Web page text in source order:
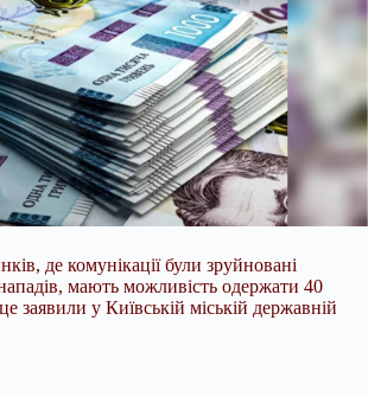
де комунікації були зруйновані
мають можливість одержати 40
заявили у Київській міській державній